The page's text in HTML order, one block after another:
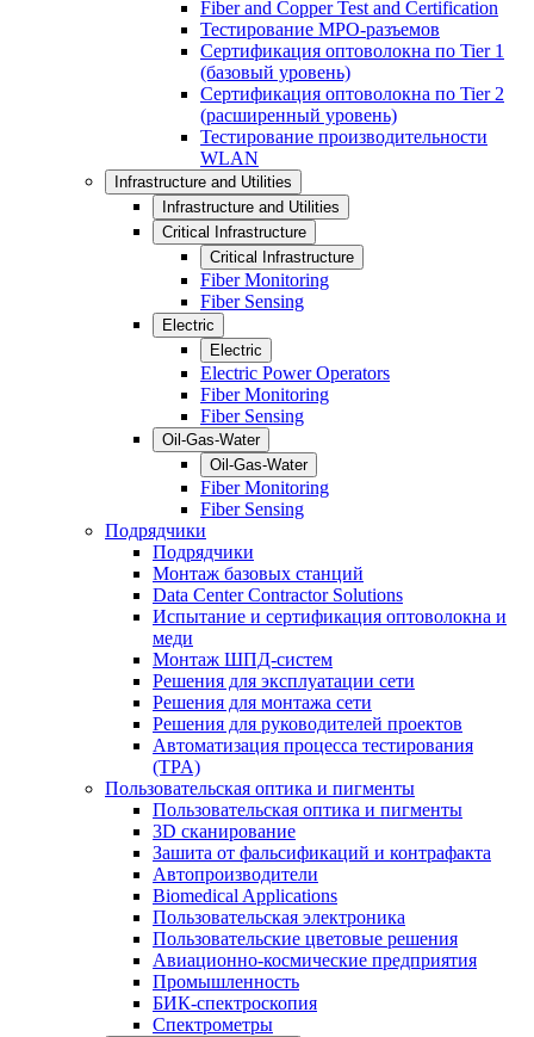
Fiber and Copper Test and Certification
Тестирование МРО-разъемов
Сертификация оптоволокна по Tier 1
(базовый уровень)
Сертификация оптоволокна по Tier 2
(расширенный уровень)
Тестирование производительности
WLAN
Infrastructure and Utilities
Infrastructure and Utilities
Critical Infrastructure
Critical Infrastructure
Fiber Monitoring
Fiber Sensing
Electric
Electric
Electric Power Operators
Fiber Monitoring
Fiber Sensing
Oil-Gas-Water
Oil-Gas-Water
Fiber Monitoring
Fiber Sensing
Подрядчики
Подрядчики
Монтаж базовых станций
Data Center Contractor Solutions
Испытание и сертификация оптоволокна и
меди
Монтаж ШПД-систем
Решения для эксплуатации сети
Решения для монтажа сети
Решения для руководителей проектов
Автоматизация процесса тестирования
(TPA)
Пользовательская оптика и пигменты
Пользовательская оптика и пигменты
3D сканирование
Зашита от фальсификаций и контрафакта
Автопроизводители
Biomedical Applications
Пользовательская электроника
Пользовательские цветовые решения
Авиационно-космические предприятия
Промышленность
БИК-спектроскопия
Спектрометры